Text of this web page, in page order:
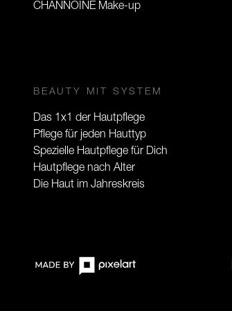
CHANNOINE Make-up
BEAUTY MIT SYSTEM
Das 1x1 der Hautpflege
Pflege für jeden Hauttyp
Spezielle Hautpflege für Dich
Hautpflege nach Alter
Die Haut im Jahreskreis